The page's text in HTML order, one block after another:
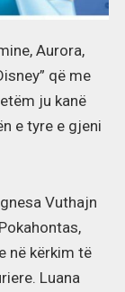
Aurora,
që me
ju kanë
e tyre e gjeni
Vuthajn
në kërkim të
Luana